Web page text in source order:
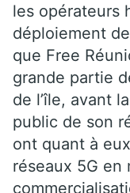
les opérateurs
déploiement
que Free
grande partie
de l’île, avant
public de son
ont quant à
réseaux 5G en